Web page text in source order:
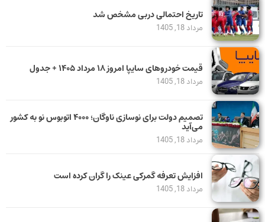
تاریخ احتمالی دربی مشخص شد
مرداد 18, 1405
قیمت خودرو‌های سایپا امروز ۱۸ مرداد ۱۴۰۵ + جدول
مرداد 18, 1405
تصمیم دولت برای نوسازی ناوگان؛ ۴۰۰۰ اتوبوس نو به کشور
می‌آید
مرداد 18, 1405
افزایش تعرفه گمرکی عینک را گران کرده است
مرداد 18, 1405